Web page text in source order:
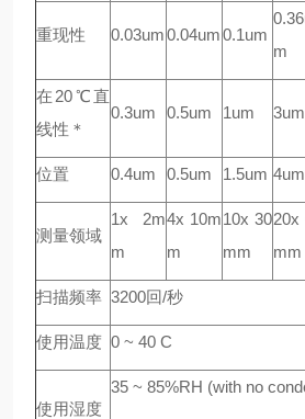
重现性 0.03um0.04um0.1um
m
在20℃直
线性＊
0.3um 0.5um 1um 3um
位置 0.4um 0.5um 1.5um 4um
测量领域
1x 2m
m
4x 10m
m
10x 30
mm
20x
mm
扫描频率 3200回/秒
使用温度 0 ~ 40 C
使用湿度
35 ~ 85%RH (with no